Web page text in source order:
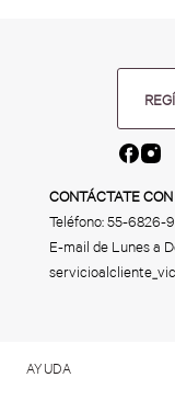
CONTÁCTATE
Teléfono:55-6826-
E-mail de Lunes a
AYUDA